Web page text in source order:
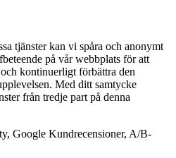
tjänster kan vi spåra och anonymt
på vår webbplats för att
kontinuerligt förbättra den
Med ditt samtycke
från tredje part på denna
Google Kundrecensioner, A/B-